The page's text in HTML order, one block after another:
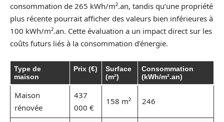
consommation de 265 kWh/m².an, tandis qu’une propriété
plus récente pourrait afficher des valeurs bien inférieures à
100 kWh/m².an. Cette évaluation a un impact direct sur les
coûts futurs liés à la consommation d’énergie.
Type de
maison
Prix (€)
Surface
(m²)
Consommation
(kWh/m².an)
Maison
rénovée
437
000 €
158 m² 246